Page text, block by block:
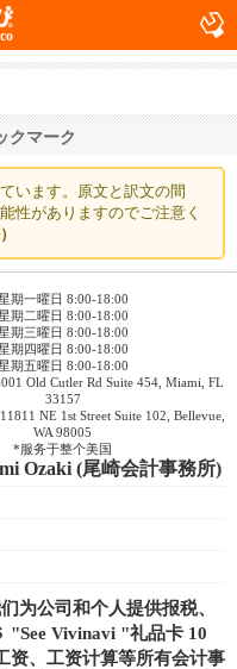
クマーク
います。原文と訳文の間
性がありますのでご注意く
期一曜日 8:00-18:00
期二曜日 8:00-18:00
期三曜日 8:00-18:00
期四曜日 8:00-18:00
期五曜日 8:00-18:00
Old Cutler Rd Suite 454, Miami, FL
33157
NE 1st Street Suite 102, Bellevue,
WA 98005
*服务于整个美国
Ozaki (尾崎会計事務所)
为公司和个人提供报税、
Vivinavi "礼品卡 10
资、工资计算等所有会计事